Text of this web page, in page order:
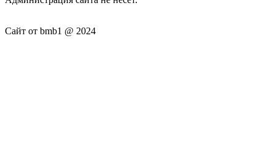
Сайт от bmb1 @ 2024